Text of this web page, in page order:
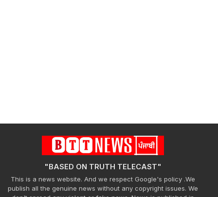
"BASED ON TRUTH TELECAST"
This is a news website. And we respect Google's policy .We
publish all the genuine news without any copyright issues. We